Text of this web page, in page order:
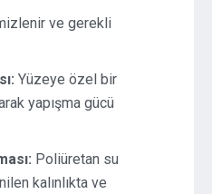
ve gerekli
Yüzeye özel bir
yapışma gücü
Poliüretan su
kalınlıkta ve